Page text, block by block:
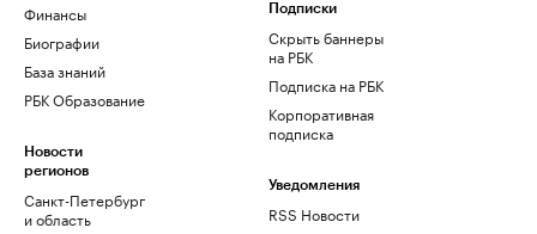
Финансы
Биографии
База знаний
РБК Образование
Новости
регионов
Санкт-Петербург
и область
Подписки
Скрыть баннеры
на РБК
Подписка на РБК
Корпоративная
подписка
Уведомления
RSS Новости